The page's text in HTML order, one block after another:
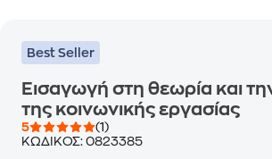
Best Seller
Εισαγωγή στη θεωρία και
της κοινωνικής εργασίας
5
(1)
ΚΩΔΙΚΟΣ: 0823385